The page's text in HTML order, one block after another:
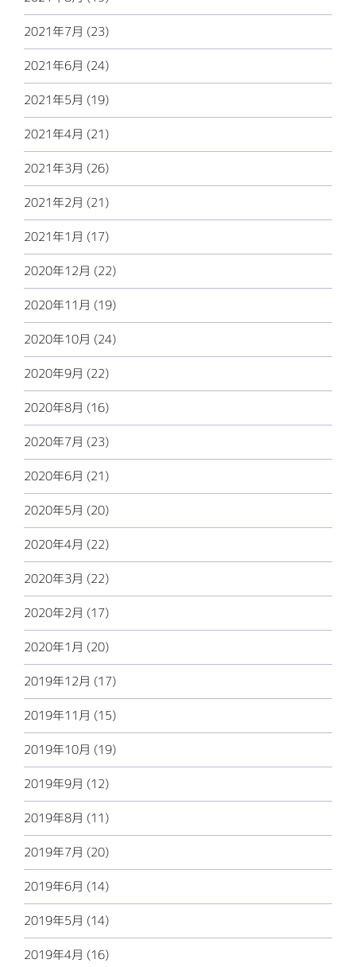
2021年7月 (23)
2021年6月 (24)
2021年5月 (19)
2021年4月 (21)
2021年3月 (26)
2021年2月 (21)
2021年1月 (17)
2020年12月 (22)
2020年11月 (19)
2020年10月 (24)
2020年9月 (22)
2020年8月 (16)
2020年7月 (23)
2020年6月 (21)
2020年5月 (20)
2020年4月 (22)
2020年3月 (22)
2020年2月 (17)
2020年1月 (20)
2019年12月 (17)
2019年11月 (15)
2019年10月 (19)
2019年9月 (12)
2019年8月 (11)
2019年7月 (20)
2019年6月 (14)
2019年5月 (14)
2019年4月 (16)